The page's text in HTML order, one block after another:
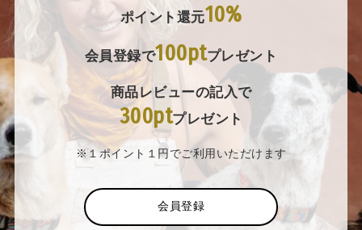
ポイント還元10%
会員登録で100ptプレゼント
商品レビューの記入で
300ptプレゼント
※１ポイント１円でご利用いただけます
会員登録